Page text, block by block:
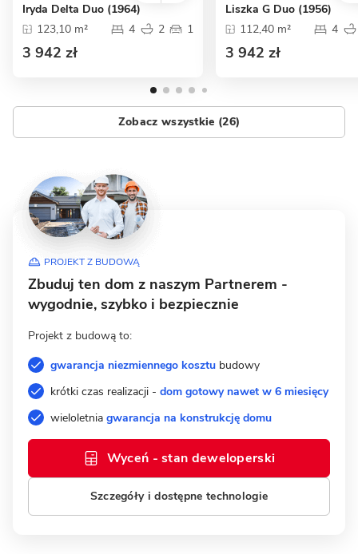
Iryda Delta Duo (1964)
123,10 m²
4 2 1
3 942 zł
Liszka G Duo (1956)
112,40 m²
4
3 942 zł
Zobacz wszystkie (26)
PROJEKT Z BUDOWĄ
Zbuduj ten dom z naszym Partnerem -
wygodnie, szybko i bezpiecznie
Projekt z budową to:
gwarancja niezmiennego kosztu budowy
krótki czas realizacji - dom gotowy nawet w 6 miesięcy
wieloletnia gwarancja na konstrukcję domu
Szczegóły i dostępne technologie
Wyceń - stan deweloperski